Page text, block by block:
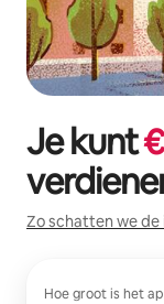
Je kunt€
Zo schatten we
Hoe groot is het